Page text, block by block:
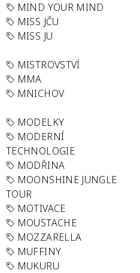
MIND YOUR MIND
MISS JČU
MISS JU
MISTROVSTVÍ
MMA
MNICHOV
MODELKY
MODERNÍ
TECHNOLOGIE
MODŘINA
MOONSHINE JUNGLE
TOUR
MOTIVACE
MOUSTACHE
MOZZARELLA
MUFFINY
MUKURU